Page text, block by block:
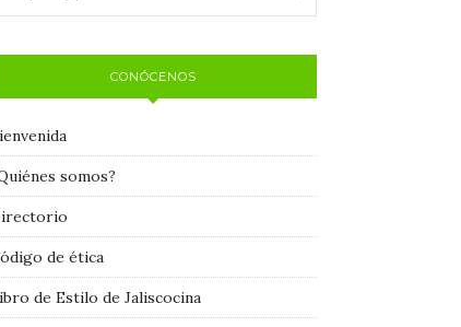
CONÓCENOS
somos?
de ética
de Estilo de Jaliscocina